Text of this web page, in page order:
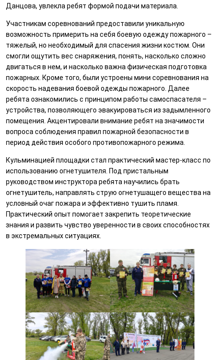
Данцова, увлекла ребят формой подачи материала.
Участникам соревнований предоставили уникальную
возможность примерить на себя боевую одежду пожарного –
тяжелый, но необходимый для спасения жизни костюм. Они
смогли ощутить вес снаряжения, понять, насколько сложно
двигаться в нем, и насколько важна физическая подготовка
пожарных. Кроме того, были устроены мини соревнования на
скорость надевания боевой одежды пожарного. Далее
ребята ознакомились с принципом работы самоспасателя –
устройства, позволяющего эвакуироваться из задымленного
помещения. Акцентировали внимание ребят на значимости
вопроса соблюдения правил пожарной безопасности в
период действия особого противопожарного режима.
Кульминацией площадки стал практический мастер-класс по
использованию огнетушителя. Под пристальным
руководством инструктора ребята научились брать
огнетушитель, направлять струю огнетушащего вещества на
условный очаг пожара и эффективно тушить пламя.
Практический опыт помогает закрепить теоретические
знания и развить чувство уверенности в своих способностях
в экстремальных ситуациях.